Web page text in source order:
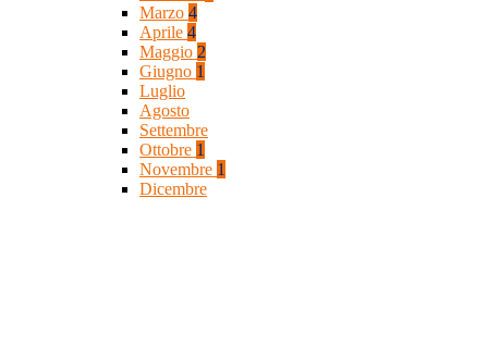
Marzo 4
Aprile 4
Maggio 2
Giugno 1
Luglio
Agosto
Settembre
Ottobre 1
Novembre 1
Dicembre